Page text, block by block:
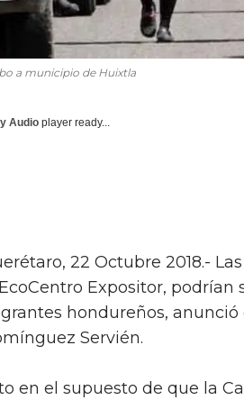
a municipio de Huixtla
Audio player ready...
22 Octubre 2018.-
Expositor, podrían
hondureños,
Servién.
en el supuesto de que la